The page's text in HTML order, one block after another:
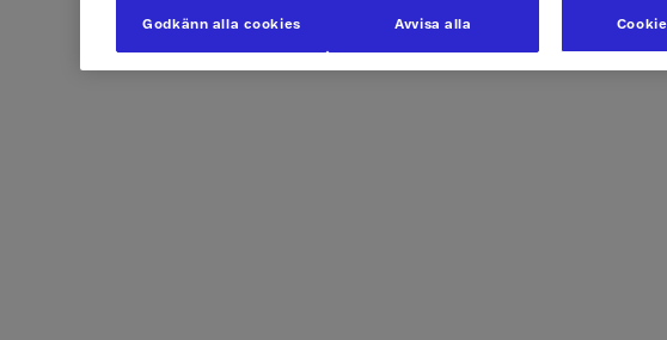
Avvisa alla
Godkänn alla cookies